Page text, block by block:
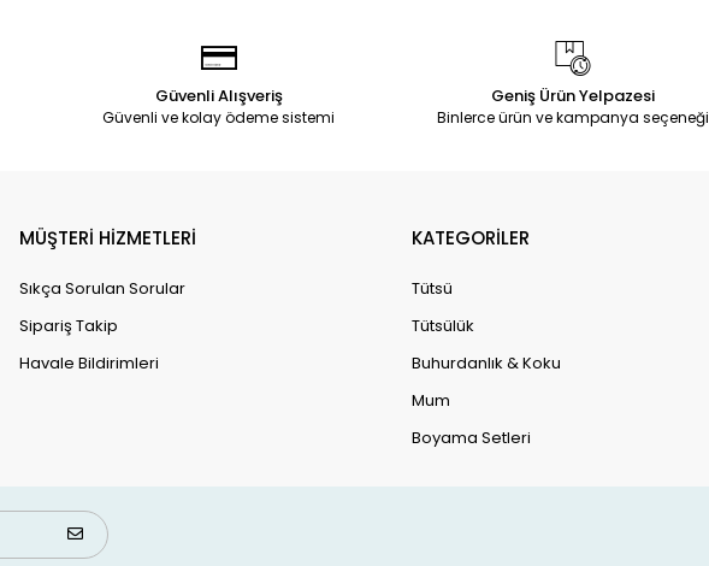
Güvenli Alışveriş
Güvenli ve kolay ödeme sistemi
Geniş Ürün Yelpazesi
Binlerce ürün ve kampanya seçeneği
MÜŞTERİ HİZMETLERİ
Sıkça Sorulan Sorular
Sipariş Takip
Havale Bildirimleri
KATEGORİLER
Tütsü
Tütsülük
Buhurdanlık & Koku
Mum
Boyama Setleri